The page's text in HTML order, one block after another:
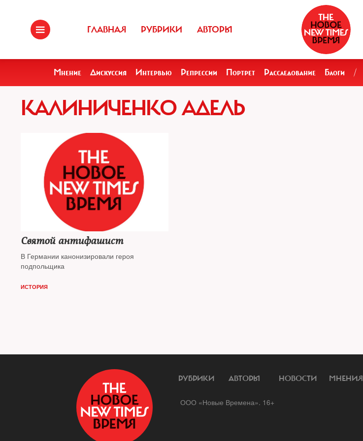
ГЛАВНАЯ РУБРИКИ АВТОРЫ
Мнение Дискуссия Интервью Репрессии Портрет Расследование Блоги /
КАЛИНИЧЕНКО АДЕЛЬ
Святой антифашист
В Германии канонизировали героя
подпольщика
ИСТОРИЯ
РУБРИКИ АВТОРЫ НОВОСТИ МНЕНИЯ
ООО «Новые Времена». 16+